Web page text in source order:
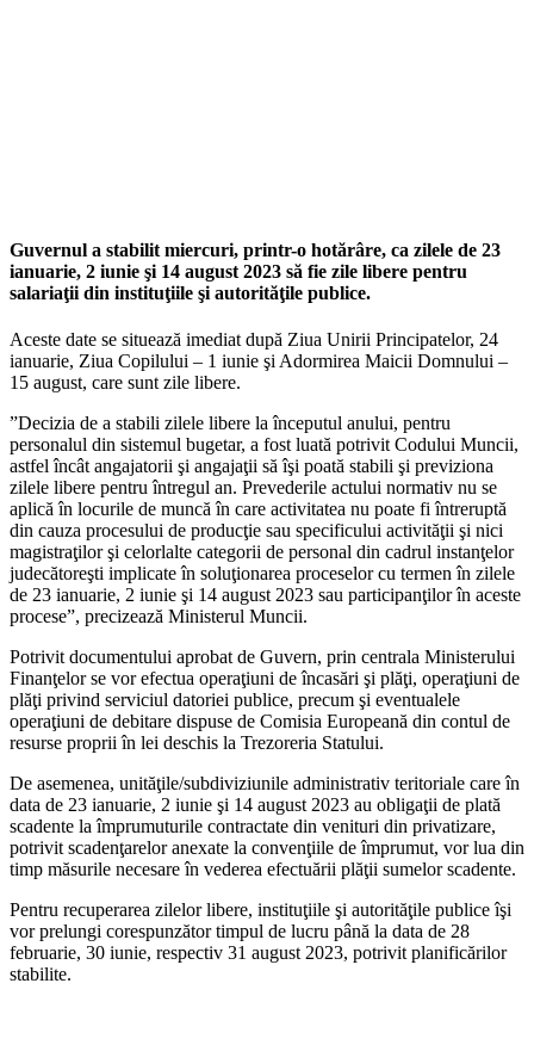
Guvernul a stabilit miercuri, printr-o hotărâre, ca zilele de 23
ianuarie, 2 iunie şi 14 august 2023 să fie zile libere pentru
salariaţii din instituţiile şi autorităţile publice.
Aceste date se situează imediat după Ziua Unirii Principatelor, 24
ianuarie, Ziua Copilului – 1 iunie şi Adormirea Maicii Domnului –
15 august, care sunt zile libere.
”Decizia de a stabili zilele libere la începutul anului, pentru
personalul din sistemul bugetar, a fost luată potrivit Codului Muncii,
astfel încât angajatorii şi angajaţii să îşi poată stabili şi previziona
zilele libere pentru întregul an. Prevederile actului normativ nu se
aplică în locurile de muncă în care activitatea nu poate fi întreruptă
din cauza procesului de producţie sau specificului activităţii şi nici
magistraţilor şi celorlalte categorii de personal din cadrul instanţelor
judecătoreşti implicate în soluţionarea proceselor cu termen în zilele
de 23 ianuarie, 2 iunie şi 14 august 2023 sau participanţilor în aceste
procese”, precizează Ministerul Muncii.
Potrivit documentului aprobat de Guvern, prin centrala Ministerului
Finanţelor se vor efectua operaţiuni de încasări şi plăţi, operaţiuni de
plăţi privind serviciul datoriei publice, precum şi eventualele
operaţiuni de debitare dispuse de Comisia Europeană din contul de
resurse proprii în lei deschis la Trezoreria Statului.
De asemenea, unităţile/subdiviziunile administrativ teritoriale care în
data de 23 ianuarie, 2 iunie şi 14 august 2023 au obligaţii de plată
scadente la împrumuturile contractate din venituri din privatizare,
potrivit scadenţarelor anexate la convenţiile de împrumut, vor lua din
timp măsurile necesare în vederea efectuării plăţii sumelor scadente.
Pentru recuperarea zilelor libere, instituţiile şi autorităţile publice îşi
vor prelungi corespunzător timpul de lucru până la data de 28
februarie, 30 iunie, respectiv 31 august 2023, potrivit planificărilor
stabilite.